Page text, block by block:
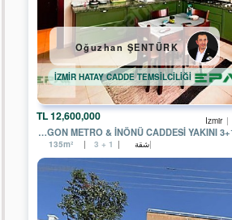
EPA
GAYRİMENKUL
EPA
STC
Gayrimenkul
HERA
Global
EPA
EXTRA
GAYRİMENKUL
EPA
BOSPHORUS
12,600,000 TL Izmir
POLİGON METRO & İNÖNÜ CADDESİ YAKINI 3+1 135 M2 SATILIK DAİRE
شقة 135m² 3 + 1
Oğuzhan ŞENTÜRK